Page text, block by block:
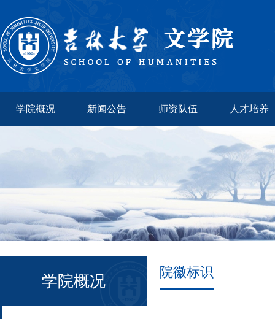
学院概况 新闻公告 师资队伍 人才培养
学院概况 院徽标识